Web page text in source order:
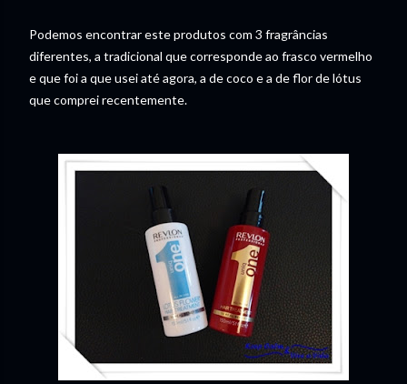
Podemos encontrar este produtos com 3 fragrâncias
diferentes, a tradicional que corresponde ao frasco vermelho
e que foi a que usei até agora, a de coco e a de flor de lótus
que comprei recentemente.